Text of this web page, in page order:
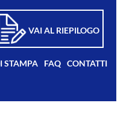
VAI AL RIEPILOGO
STAMPA FAQ CONTATTI